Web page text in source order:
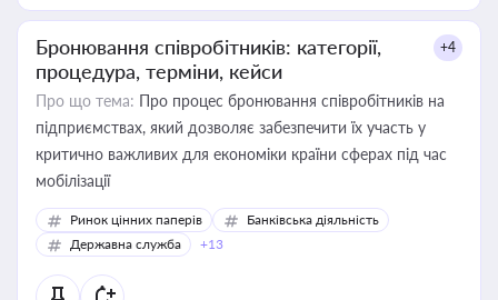
Бронювання співробітників: категорії,
процедура, терміни, кейси
+4
Про що тема: Про процес бронювання співробітників на
підприємствах, який дозволяє забезпечити їх участь у
критично важливих для економіки країни сферах під час
мобілізації
Ринок цінних паперів
Банківська діяльність
Державна служба
+13